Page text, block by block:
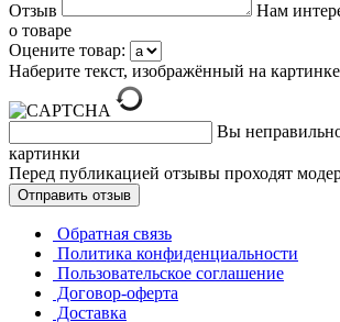
Отзыв
Нам
о товаре
Оцените товар:
Наберите текст, изображённый на картинке
Вы
картинки
Перед публикацией отзывы проходят
Обратная связь
Политика конфиденциальности
Пользовательское соглашение
Договор-оферта
Доставка